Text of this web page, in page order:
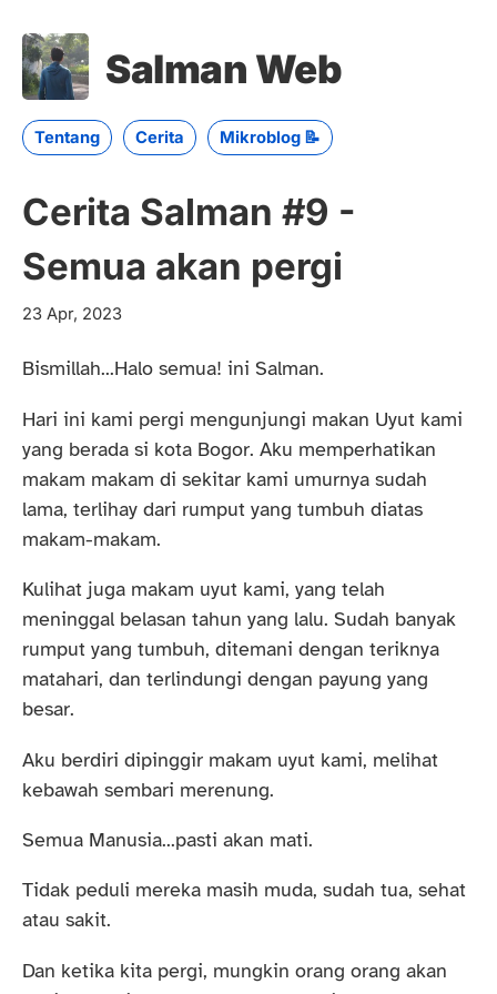
Salman Web
Tentang Cerita Mikroblog 📝
Cerita Salman #9 -
Semua akan pergi
23 Apr, 2023
Bismillah...Halo semua! ini Salman.
Hari ini kami pergi mengunjungi makan Uyut kami
yang berada si kota Bogor. Aku memperhatikan
makam makam di sekitar kami umurnya sudah
lama, terlihay dari rumput yang tumbuh diatas
makam-makam.
Kulihat juga makam uyut kami, yang telah
meninggal belasan tahun yang lalu. Sudah banyak
rumput yang tumbuh, ditemani dengan teriknya
matahari, dan terlindungi dengan payung yang
besar.
Aku berdiri dipinggir makam uyut kami, melihat
kebawah sembari merenung.
Semua Manusia...pasti akan mati.
Tidak peduli mereka masih muda, sudah tua, sehat
atau sakit.
Dan ketika kita pergi, mungkin orang orang akan